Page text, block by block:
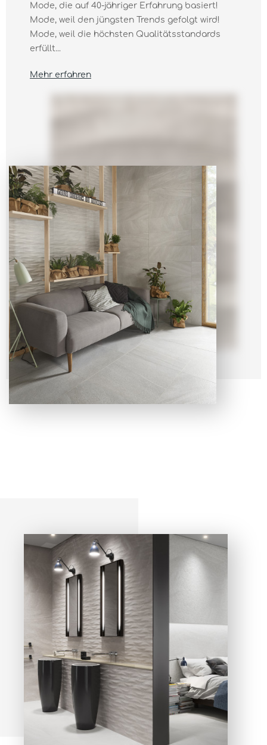
Mode, die auf 40-jähriger Erfahrung basiert!
Mode, weil den jüngsten Trends gefolgt wird!
Mode, weil die höchsten Qualitätsstandards
erfüllt...
Mehr erfahren